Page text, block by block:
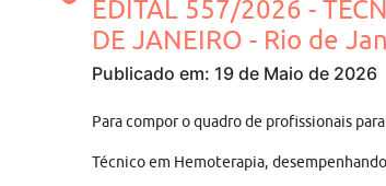
EDITAL 557/2026 -
DE JANEIRO - Rio de
Publicado em: 19 de Maio de 2026
Para compor o quadro de profissionais
Técnico em Hemoterapia,